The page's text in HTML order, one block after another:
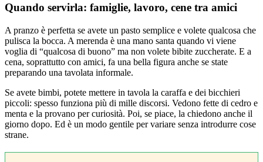
Quando servirla: famiglie, lavoro, cene tra amici
A pranzo è perfetta se avete un pasto semplice e volete qualcosa che
pulisca la bocca. A merenda è una mano santa quando vi viene
voglia di “qualcosa di buono” ma non volete bibite zuccherate. E a
cena, soprattutto con amici, fa una bella figura anche se state
preparando una tavolata informale.
Se avete bimbi, potete mettere in tavola la caraffa e dei bicchieri
piccoli: spesso funziona più di mille discorsi. Vedono fette di cedro e
menta e la provano per curiosità. Poi, se piace, la chiedono anche il
giorno dopo. Ed è un modo gentile per variare senza introdurre cose
strane.